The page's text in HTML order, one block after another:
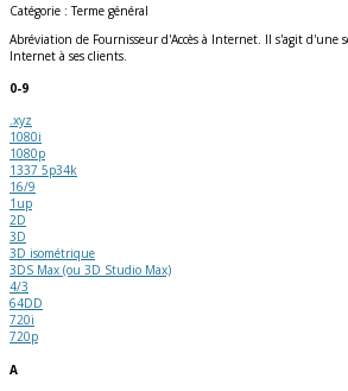
Catégorie : Terme général
Abréviation de Fournisseur d'Accès à Internet. Il s'agit d'une
Internet à ses clients.
0-9
.xyz
1080i
1080p
1337 5p34k
16/9
1up
2D
3D
3D isométrique
3DS Max (ou 3D Studio Max)
4/3
64DD
720i
720p
A